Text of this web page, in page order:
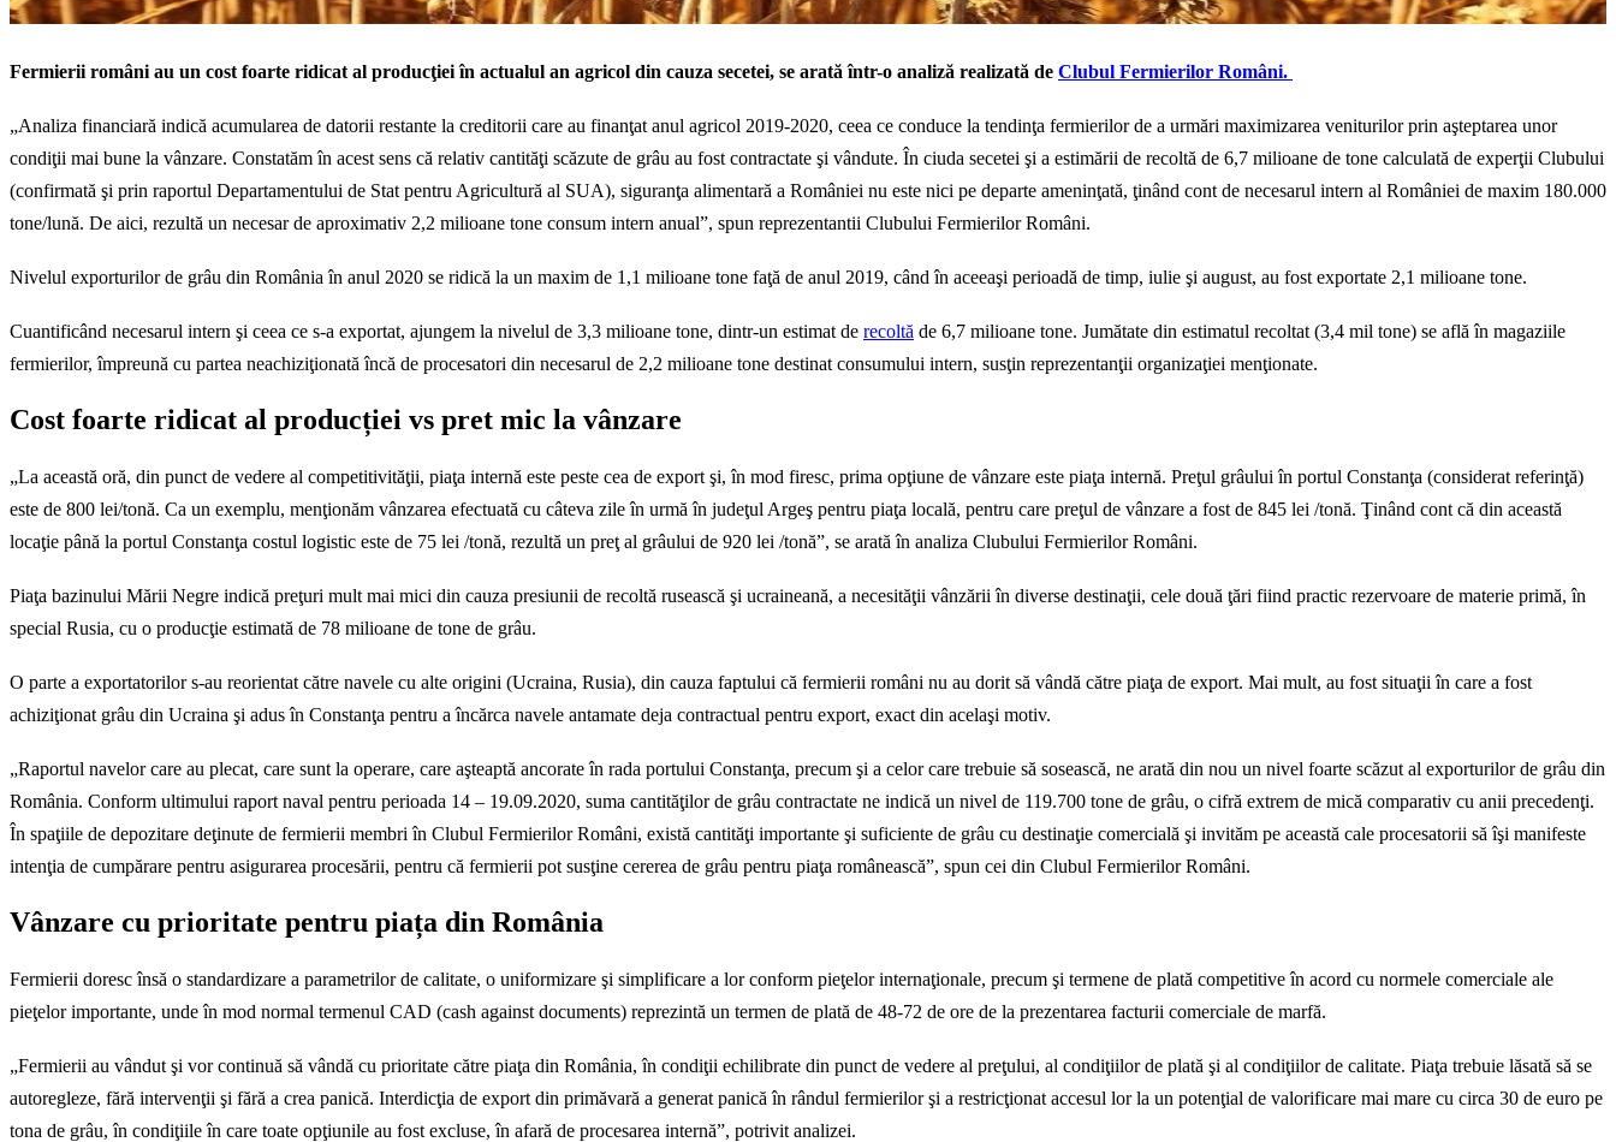
Fermierii români au un cost foarte ridicat al producţiei în actualul an agricol din cauza secetei, se arată într-o analiză realizată de Clubul Fermierilor Români.
„Analiza financiară indică acumularea de datorii restante la creditorii care au finanţat anul agricol 2019-2020, ceea ce conduce la tendinţa fermierilor de a urmări maximizarea veniturilor prin aşteptarea unor
condiţii mai bune la vânzare. Constatăm în acest sens că relativ cantităţi scăzute de grâu au fost contractate şi vândute. În ciuda secetei şi a estimării de recoltă de 6,7 milioane de tone calculată de experţii Clubului
(confirmată şi prin raportul Departamentului de Stat pentru Agricultură al SUA), siguranţa alimentară a României nu este nici pe departe ameninţată, ţinând cont de necesarul intern al României de maxim 180.000
tone/lună. De aici, rezultă un necesar de aproximativ 2,2 milioane tone consum intern anual”, spun reprezentantii Clubului Fermierilor Români.
Nivelul exporturilor de grâu din România în anul 2020 se ridică la un maxim de 1,1 milioane tone faţă de anul 2019, când în aceeaşi perioadă de timp, iulie şi august, au fost exportate 2,1 milioane tone.
Cuantificând necesarul intern şi ceea ce s-a exportat, ajungem la nivelul de 3,3 milioane tone, dintr-un estimat de recoltă de 6,7 milioane tone. Jumătate din estimatul recoltat (3,4 mil tone) se află în magaziile
fermierilor, împreună cu partea neachiziţionată încă de procesatori din necesarul de 2,2 milioane tone destinat consumului intern, susţin reprezentanţii organizaţiei menţionate.
Cost foarte ridicat al producției vs pret mic la vânzare
„La această oră, din punct de vedere al competitivităţii, piaţa internă este peste cea de export şi, în mod firesc, prima opţiune de vânzare este piaţa internă. Preţul grâului în portul Constanţa (considerat referinţă)
este de 800 lei/tonă. Ca un exemplu, menţionăm vânzarea efectuată cu câteva zile în urmă în judeţul Argeş pentru piaţa locală, pentru care preţul de vânzare a fost de 845 lei /tonă. Ţinând cont că din această
locaţie până la portul Constanţa costul logistic este de 75 lei /tonă, rezultă un preţ al grâului de 920 lei /tonă”, se arată în analiza Clubului Fermierilor Români.
Piaţa bazinului Mării Negre indică preţuri mult mai mici din cauza presiunii de recoltă rusească şi ucraineană, a necesităţii vânzării în diverse destinaţii, cele două ţări fiind practic rezervoare de materie primă, în
special Rusia, cu o producţie estimată de 78 milioane de tone de grâu.
O parte a exportatorilor s-au reorientat către navele cu alte origini (Ucraina, Rusia), din cauza faptului că fermierii români nu au dorit să vândă către piaţa de export. Mai mult, au fost situaţii în care a fost
achiziţionat grâu din Ucraina şi adus în Constanţa pentru a încărca navele antamate deja contractual pentru export, exact din acelaşi motiv.
„Raportul navelor care au plecat, care sunt la operare, care aşteaptă ancorate în rada portului Constanţa, precum şi a celor care trebuie să sosească, ne arată din nou un nivel foarte scăzut al exporturilor de grâu din
România. Conform ultimului raport naval pentru perioada 14 – 19.09.2020, suma cantităţilor de grâu contractate ne indică un nivel de 119.700 tone de grâu, o cifră extrem de mică comparativ cu anii precedenţi.
În spaţiile de depozitare deţinute de fermierii membri în Clubul Fermierilor Români, există cantităţi importante şi suficiente de grâu cu destinaţie comercială şi invităm pe această cale procesatorii să îşi manifeste
intenţia de cumpărare pentru asigurarea procesării, pentru că fermierii pot susţine cererea de grâu pentru piaţa românească”, spun cei din Clubul Fermierilor Români.
Vânzare cu prioritate pentru piața din România
Fermierii doresc însă o standardizare a parametrilor de calitate, o uniformizare şi simplificare a lor conform pieţelor internaţionale, precum şi termene de plată competitive în acord cu normele comerciale ale
pieţelor importante, unde în mod normal termenul CAD (cash against documents) reprezintă un termen de plată de 48-72 de ore de la prezentarea facturii comerciale de marfă.
„Fermierii au vândut şi vor continuă să vândă cu prioritate către piaţa din România, în condiţii echilibrate din punct de vedere al preţului, al condiţiilor de plată şi al condiţiilor de calitate. Piaţa trebuie lăsată să se
autoregleze, fără intervenţii şi fără a crea panică. Interdicţia de export din primăvară a generat panică în rândul fermierilor şi a restricţionat accesul lor la un potenţial de valorificare mai mare cu circa 30 de euro pe
tona de grâu, în condiţiile în care toate opţiunile au fost excluse, în afară de procesarea internă”, potrivit analizei.